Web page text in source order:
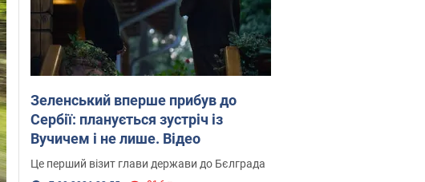
Зеленський вперше прибув до
Сербії: планується зустріч із
Вучичем і не лише. Відео
Це перший візит глави держави до Бєлграда